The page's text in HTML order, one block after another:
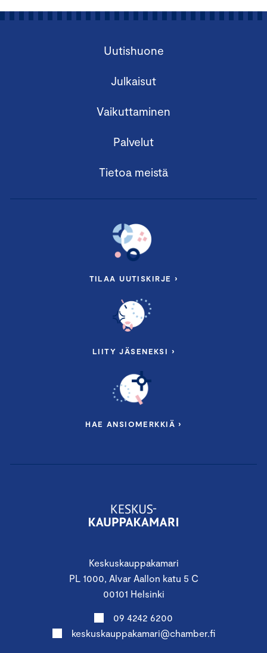
Keskuskauppakamari
PL 1000, Alvar Aallon katu 5 C
00101 Helsinki
09 4242 6200
keskuskauppakamari@chamber.fi
Uutishuone
Julkaisut
Vaikuttaminen
Palvelut
Tietoa meistä
TILAA UUTISKIRJE ›
LIITY JÄSENEKSI ›
HAE ANSIOMERKKIÄ ›